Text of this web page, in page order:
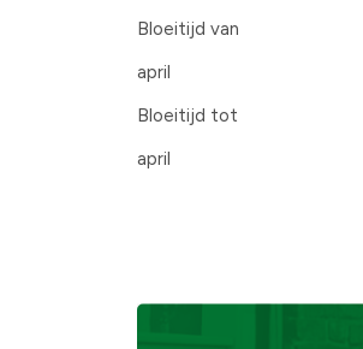
Bloeitijd van
april
Bloeitijd tot
april